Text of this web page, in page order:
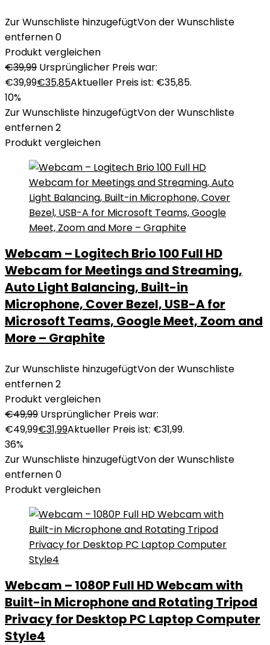
Zur Wunschliste hinzugefügtVon der Wunschliste
entfernen0
Produkt vergleichen
€39,99 Ursprünglicher Preis war:
€39,99€35,85Aktueller Preis ist: €35,85.
10%
Zur Wunschliste hinzugefügtVon der Wunschliste
entfernen2
Produkt vergleichen
Webcam – Logitech Brio 100 Full HD
Webcam for Meetings and Streaming,
Auto Light Balancing, Built-in
Microphone, Cover Bezel, USB-A for
Microsoft Teams, Google Meet, Zoom and
More – Graphite
Zur Wunschliste hinzugefügtVon der Wunschliste
entfernen2
Produkt vergleichen
€49,99 Ursprünglicher Preis war:
€49,99€31,99Aktueller Preis ist: €31,99.
36%
Zur Wunschliste hinzugefügtVon der Wunschliste
entfernen0
Produkt vergleichen
Webcam – 1080P Full HD Webcam with
Built-in Microphone and Rotating Tripod
Privacy for Desktop PC Laptop Computer
Style4